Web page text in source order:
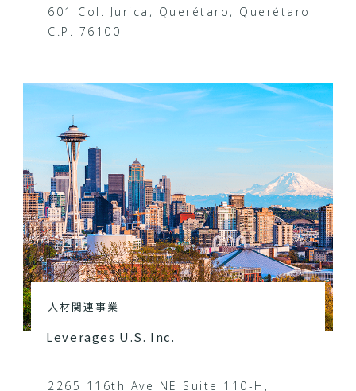
601 Col. Jurica, Querétaro, Querétaro
C.P. 76100
人材関連事業
Leverages U.S. Inc.
2265 116th Ave NE Suite 110-H,